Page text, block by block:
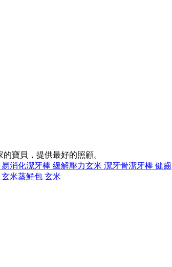
寶貝，提供最好的照顧。
消化潔牙棒 緩解壓力玄米 潔牙骨潔牙棒 健齒
玄米蒸鮮包 玄米